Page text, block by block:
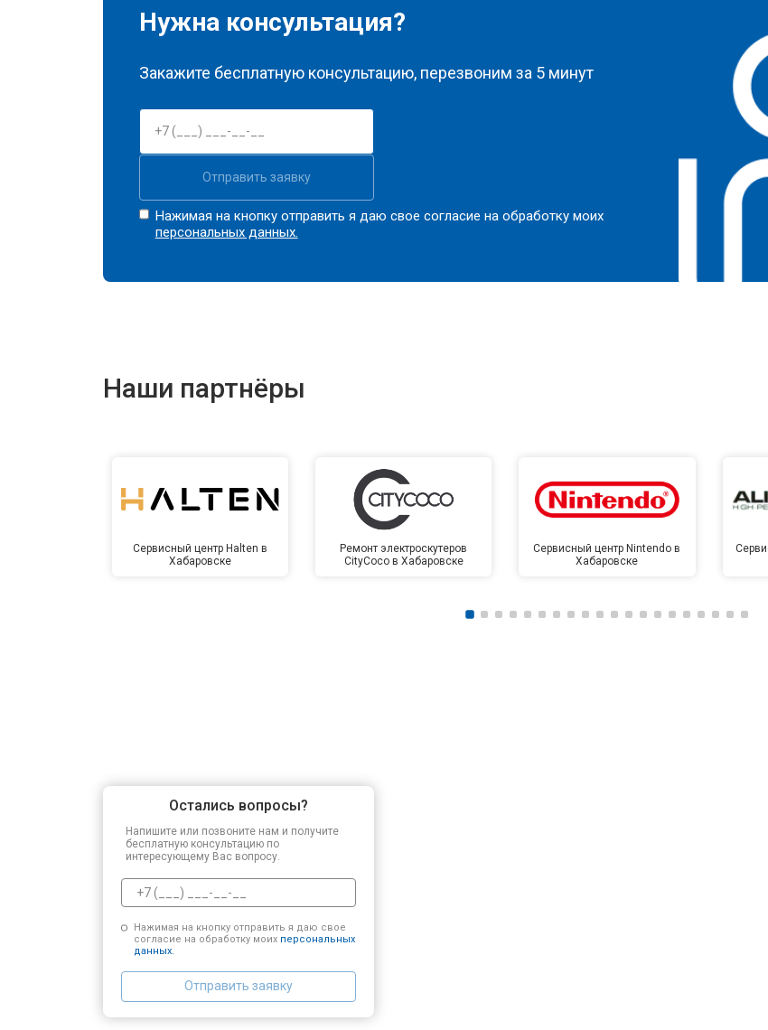
Нужна консультация?
Закажите бесплатную консультацию, перезвоним за 5 минут
Отправить заявку
Нажимая на кнопку отправить я даю свое согласие на обработку моих
персональных данных.
Наши партнёры
Сервисный центр Halten в
Хабаровске
Ремонт электроскутеров
CityCoco в Хабаровске
Сервисный центр Nintendo в
Хабаровске
Остались вопросы?
Напишите или позвоните нам и получите
бесплатную консультацию по
интересующему Вас вопросу.
Нажимая на кнопку отправить я даю свое
согласие на обработку моих персональных
данных.
Отправить заявку